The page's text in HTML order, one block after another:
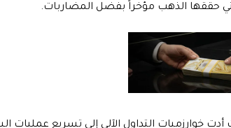
حققها الذهب مؤخراً بفضل المضاربات.
خوارزميات التداول الآلي إلى تسريع عمليات